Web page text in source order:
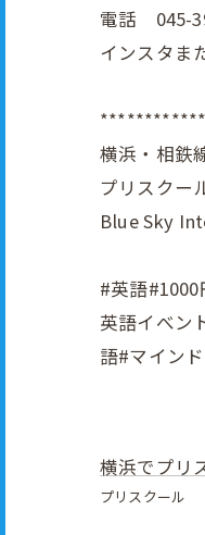
電話 045-
インスタま
横浜・相
プリスクー
Blue Sky
#英語
英語イべン
語#マイン
横浜でプリ
プリスクール